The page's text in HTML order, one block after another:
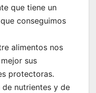
que tiene un
conseguimos
alimentos nos
sus
protectoras.
nutrientes y de